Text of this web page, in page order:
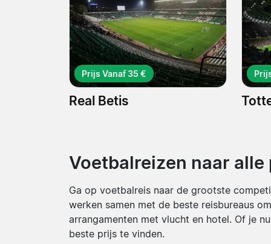
Prijs Vanaf 35 €
Real Betis
Voetbalreizen naar
Ga op voetbalreis naar de grootste
werken samen met de beste reisbureaus
arrangamenten met vlucht en hotel. Of je
beste prijs te vinden.